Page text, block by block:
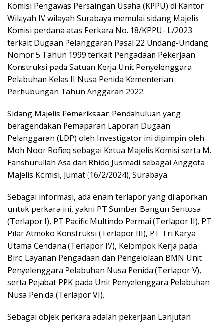
Komisi Pengawas Persaingan Usaha (KPPU) di Kantor
Wilayah IV wilayah Surabaya memulai sidang Majelis
Komisi perdana atas Perkara No. 18/KPPU- L/2023
terkait Dugaan Pelanggaran Pasal 22 Undang-Undang
Nomor 5 Tahun 1999 terkait Pengadaan Pekerjaan
Konstruksi pada Satuan Kerja Unit Penyelenggara
Pelabuhan Kelas II Nusa Penida Kementerian
Perhubungan Tahun Anggaran 2022.
Sidang Majelis Pemeriksaan Pendahuluan yang
beragendakan Pemaparan Laporan Dugaan
Pelanggaran (LDP) oleh Investigator ini dipimpin oleh
Moh Noor Rofieq sebagai Ketua Majelis Komisi serta M.
Fanshurullah Asa dan Rhido Jusmadi sebagai Anggota
Majelis Komisi, Jumat (16/2/2024), Surabaya.
Sebagai informasi, ada enam terlapor yang dilaporkan
untuk perkara ini, yakni PT Sumber Bangun Sentosa
(Terlapor I), PT Pacific Multindo Permai (Terlapor II), PT
Pilar Atmoko Konstruksi (Terlapor III), PT Tri Karya
Utama Cendana (Terlapor IV), Kelompok Kerja pada
Biro Layanan Pengadaan dan Pengelolaan BMN Unit
Penyelenggara Pelabuhan Nusa Penida (Terlapor V),
serta Pejabat PPK pada Unit Penyelenggara Pelabuhan
Nusa Penida (Terlapor VI).
Sebagai objek perkara adalah pekerjaan Lanjutan